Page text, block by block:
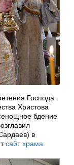
Господа
Христова
бдение
в
сайт храма.